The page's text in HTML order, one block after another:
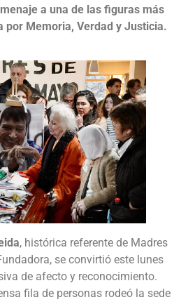
a una de las figuras más
por Memoria, Verdad y Justicia.
, histórica referente de Madres
se convirtió este lunes
de afecto y reconocimiento.
fila de personas rodeó la sede